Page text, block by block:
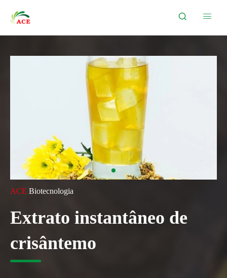
 
ACE Biotecnologia
Extrato instantâneo de
crisântemo